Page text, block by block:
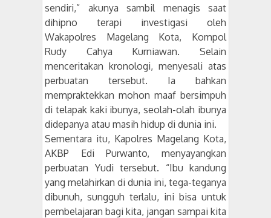
sendiri,” akunya sambil menagis saat
dihipno terapi investigasi oleh
Wakapolres Magelang Kota, Kompol
Rudy Cahya Kurniawan. Selain
menceritakan kronologi, menyesali atas
perbuatan tersebut. Ia bahkan
mempraktekkan mohon maaf bersimpuh
di telapak kaki ibunya, seolah-olah ibunya
didepanya atau masih hidup di dunia ini.
Sementara itu, Kapolres Magelang Kota,
AKBP Edi Purwanto, menyayangkan
perbuatan Yudi tersebut. “Ibu kandung
yang melahirkan di dunia ini, tega-teganya
dibunuh, sungguh terlalu, ini bisa untuk
pembelajaran bagi kita, jangan sampai kita